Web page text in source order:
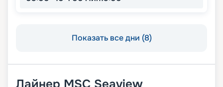
Показать все дни (8)